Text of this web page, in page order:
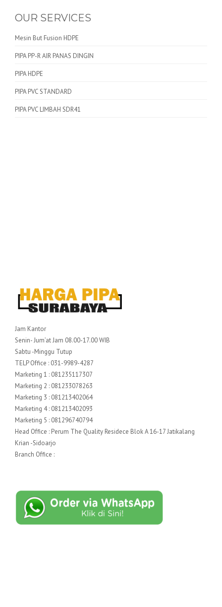
OUR SERVICES
Mesin But Fusion HDPE
PIPA PP-R AIR PANAS DINGIN
PIPA HDPE
PIPA PVC STANDARD
PIPA PVC LIMBAH SDR41
Jam Kantor
Senin- Jum’at Jam 08.00-17.00 WIB
Sabtu -Minggu Tutup
TELP Office : 031-9989-4287
Marketing 1 : 081235117307
Marketing 2 : 081233078263
Marketing 3 : 081213402064
Marketing 4 : 081213402093
Marketing 5 : 081296740794
Head Office : Perum The Quality Residece Blok A 16-17 Jatikalang
Krian -Sidoarjo
Branch Office :